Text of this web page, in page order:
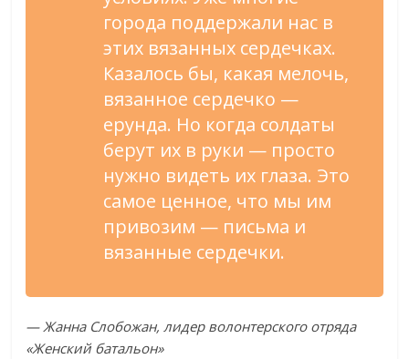
города поддержали нас в
этих вязанных сердечках.
Казалось бы, какая мелочь,
вязанное сердечко —
ерунда. Но когда солдаты
берут их в руки — просто
нужно видеть их глаза. Это
самое ценное, что мы им
привозим — письма и
вязанные сердечки.
— Жанна Слобожан, лидер волонтерского отряда
«Женский батальон»